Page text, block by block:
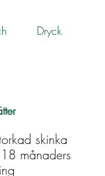
Dryck
skinka
månaders